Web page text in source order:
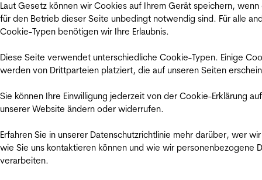
Laut Gesetz können wir Cookies auf Ihrem Gerät speichern, wenn
für den Betrieb dieser Seite unbedingt notwendig sind. Für alle
Cookie-Typen benötigen wir Ihre Erlaubnis.
Diese Seite verwendet unterschiedliche Cookie-Typen. Einige
werden von Drittparteien platziert, die auf unseren Seiten
Sie können Ihre Einwilligung jederzeit von der Cookie-Erklärung auf
unserer Website ändern oder widerrufen.
Erfahren Sie in unserer Datenschutzrichtlinie mehr darüber, wer
wie Sie uns kontaktieren können und wie wir personenbezogene
verarbeiten.